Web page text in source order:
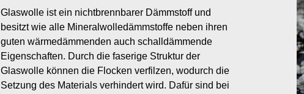
Glaswolle ist ein nichtbrennbarer Dämmstoff und
besitzt wie alle Mineralwolledämmstoffe neben ihren
guten wärmedämmenden auch schalldämmende
Eigenschaften. Durch die faserige Struktur der
Glaswolle können die Flocken verfilzen, wodurch die
Setzung des Materials verhindert wird. Dafür sind bei